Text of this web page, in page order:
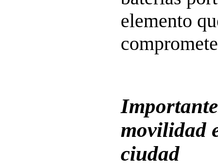
elemento
movilidad
ciudad